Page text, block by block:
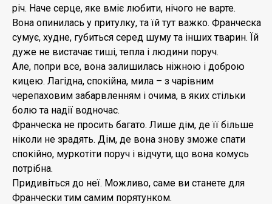
річ. Наче серце, яке вміє любити, нічого не варте.
Вона опинилась у притулку, та їй тут важко. Франческа
сумує, худне, губиться серед шуму та інших тварин. Їй
дуже не вистачає тиші, тепла і людини поруч.
Але, попри все, вона залишилась ніжною і доброю
кицею. Лагідна, спокійна, мила – з чарівним
черепаховим забарвленням і очима, в яких стільки
болю та надії водночас.
Франческа не просить багато. Лише дім, де її більше
ніколи не зрадять. Дім, де вона знову зможе спати
спокійно, муркотіти поруч і відчути, що вона комусь
потрібна.
Придивіться до неї. Можливо, саме ви станете для
Франчески тим самим порятунком.